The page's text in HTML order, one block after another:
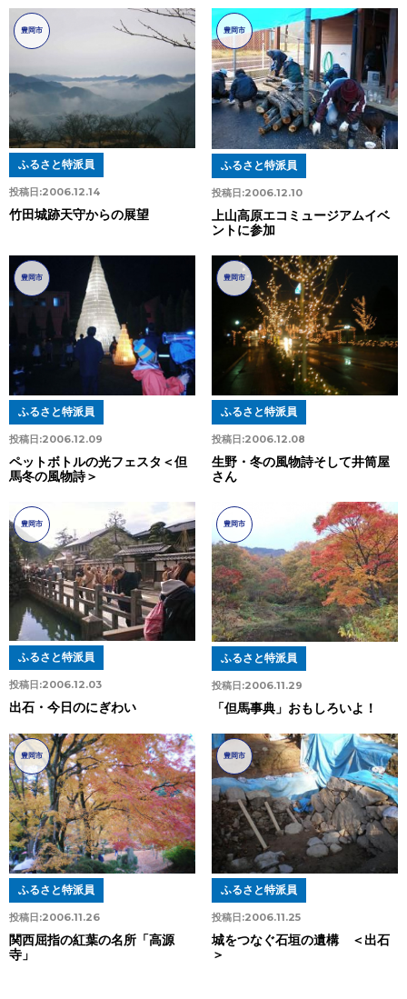
豊岡市
投稿日:2006.12.14
ふるさと特派員
竹田城跡天守からの展望
豊岡市
投稿日:2006.12.10
ふるさと特派員
上山高原エコミュージアムイベ
ントに参加
豊岡市
投稿日:2006.12.09
ふるさと特派員
ペットボトルの光フェスタ＜但
馬冬の風物詩＞
豊岡市
投稿日:2006.12.08
ふるさと特派員
生野・冬の風物詩そして井筒屋
さん
豊岡市
投稿日:2006.12.03
ふるさと特派員
出石・今日のにぎわい
豊岡市
投稿日:2006.11.29
ふるさと特派員
「但馬事典」おもしろいよ！
豊岡市
投稿日:2006.11.26
ふるさと特派員
関西屈指の紅葉の名所「高源
寺」
豊岡市
投稿日:2006.11.25
ふるさと特派員
城をつなぐ石垣の遺構 ＜出石
＞